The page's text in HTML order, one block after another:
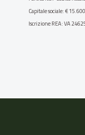
Capitale sociale: €
Iscrizione REA: VA